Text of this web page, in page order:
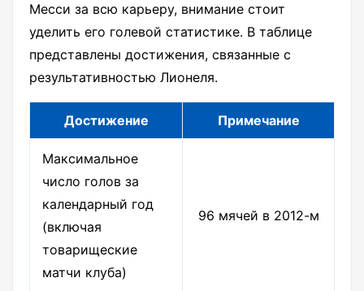
Месси за всю карьеру, внимание стоит
уделить его голевой статистике. В таблице
представлены достижения, связанные с
результативностью Лионеля.
Достижение Примечание
Максимальное
число голов за
календарный год
(включая
товарищеские
матчи клуба)
96 мячей в 2012-м